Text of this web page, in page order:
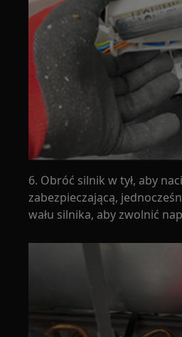
6. Obróć silnik w tył, aby
zabezpieczającą,
wału silnika, aby zwolnić